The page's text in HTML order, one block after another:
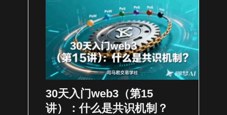
30天入门web3（第15
讲）：什么是共识机制？